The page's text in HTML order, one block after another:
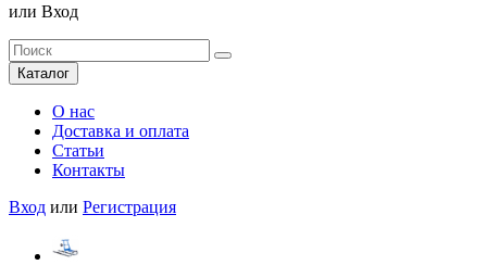
или Вход
Каталог
О нас
Доставка и оплата
Статьи
Контакты
Вход или Регистрация